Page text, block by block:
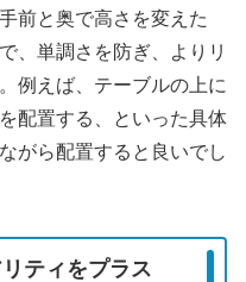
前と奥で高さを変えた
、単調さを防ぎ、よりリ
例えば、テーブルの上に
配置する、といった具体
がら配置すると良いでし
ティをプラス